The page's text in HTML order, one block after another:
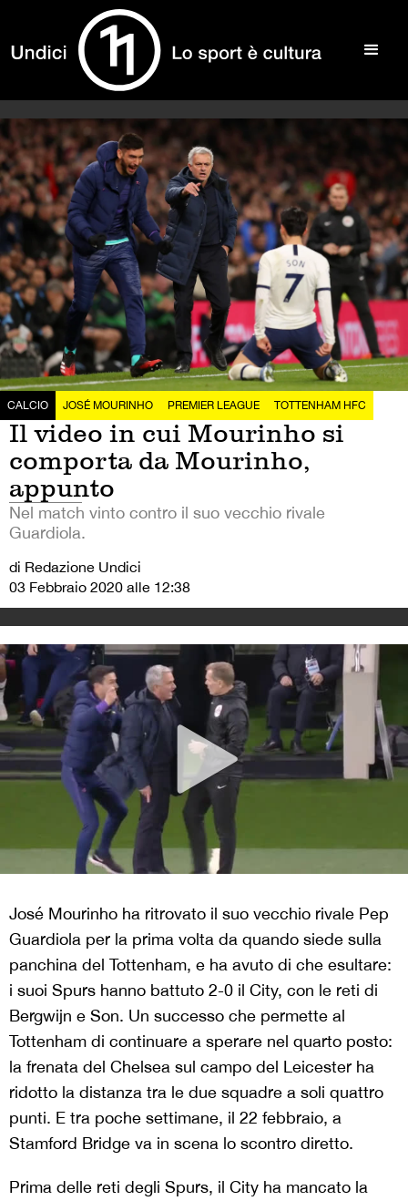
CALCIO JOSÉ MOURINHO PREMIER LEAGUE TOTTENHAM HFC
Il video in cui Mourinho si
comporta da Mourinho,
appunto
Nel match vinto contro il suo vecchio rivale
Guardiola.
di Redazione Undici
03 Febbraio 2020 alle 12:38
José Mourinho ha ritrovato il suo vecchio rivale Pep
Guardiola per la prima volta da quando siede sulla
panchina del Tottenham, e ha avuto di che esultare:
i suoi Spurs hanno battuto 2-0 il City, con le reti di
Bergwijn e Son. Un successo che permette al
Tottenham di continuare a sperare nel quarto posto:
la frenata del Chelsea sul campo del Leicester ha
ridotto la distanza tra le due squadre a soli quattro
punti. E tra poche settimane, il 22 febbraio, a
Stamford Bridge va in scena lo scontro diretto.
Prima delle reti degli Spurs, il City ha mancato la